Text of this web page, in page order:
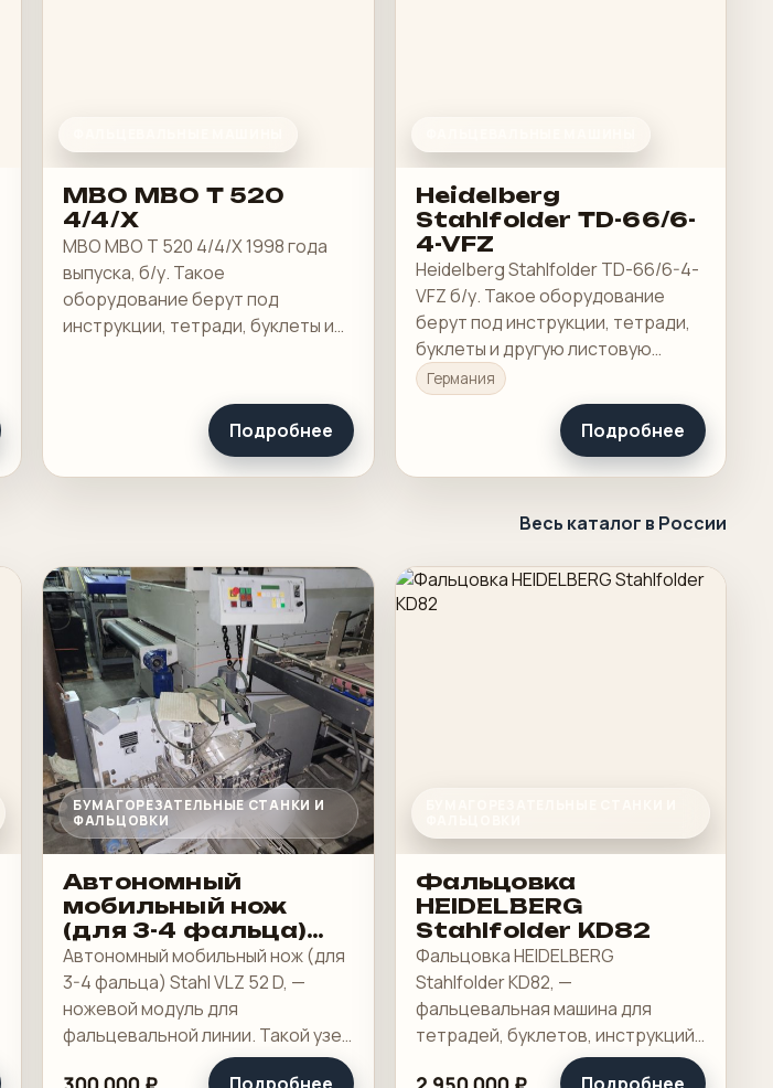
MBO MBO T 520
4/4/X
MBO MBO T 520 4/4/X 1998 года
выпуска, б/у. Такое
оборудование берут под
инструкции, тетради, буклеты и
Подробнее
Heidelberg
Stahlfolder TD-66/6-
4-VFZ
Heidelberg Stahlfolder TD-66/6-4-
VFZ б/у. Такое оборудование
берут под инструкции, тетради,
буклеты и другую листовую
продукцию, где важны точность
сгиба и скорость переналадки.
Германия
Подробнее
Весь каталог в России
БУМАГОРЕЗАТЕЛЬНЫЕ СТАНКИ И
ФАЛЬЦОВКИ
Автономный
мобильный нож
(для 3-4 фальца)
Stahl VLZ 52 D
Автономный мобильный нож (для
3-4 фальца) Stahl VLZ 52 D, —
ножевой модуль для
фальцевальной линии. Такой узел
нужен там, где кассетной схемы
Фальцовка
HEIDELBERG
Stahlfolder KD82
Фальцовка HEIDELBERG
Stahlfolder KD82, —
фальцевальная машина для
тетрадей, буклетов, инструкций
и вкладышей. Ее ставят на